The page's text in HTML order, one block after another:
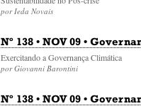
por Ieda Novais
Nº 138 • NOV 09 •
Exercitando a Governança Climática
por Giovanni Barontini
Nº 138 • NOV 09 •